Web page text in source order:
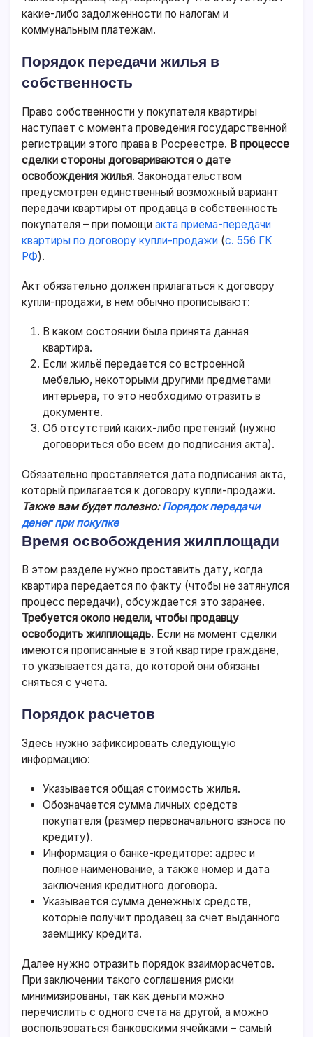
какие-либо задолженности по налогам и
коммунальным платежам.
Порядок передачи жилья в
собственность
Право собственности у покупателя квартиры
наступает с момента проведения государственной
регистрации этого права в Росреестре. В процессе
сделки стороны договариваются о дате
освобождения жилья. Законодательством
предусмотрен единственный возможный вариант
передачи квартиры от продавца в собственность
покупателя – при помощиакта приема-передачи
квартиры по договору купли-продажи (с. 556 ГК
РФ).
Акт обязательно должен прилагаться к договору
купли-продажи, в нем обычно прописывают:
В каком состоянии была принята данная
квартира.
Если жильё передается со встроенной
мебелью, некоторыми другими предметами
интерьера, то это необходимо отразить в
документе.
Об отсутствий каких-либо претензий (нужно
договориться обо всем до подписания акта).
Обязательно проставляется дата подписания акта,
который прилагается к договору купли-продажи.
Также вам будет полезно:Порядок передачи
денег при покупке
Время освобождения жилплощади
В этом разделе нужно проставить дату, когда
квартира передается по факту (чтобы не затянулся
процесс передачи), обсуждается это заранее.
Требуется около недели, чтобы продавцу
освободить жилплощадь. Если на момент сделки
имеются прописанные в этой квартире граждане,
то указывается дата, до которой они обязаны
сняться с учета.
Порядок расчетов
Здесь нужно зафиксировать следующую
информацию:
Указывается общая стоимость жилья.
Обозначается сумма личных средств
покупателя (размер первоначального взноса по
кредиту).
Информация о банке-кредиторе: адрес и
полное наименование, а также номер и дата
заключения кредитного договора.
Указывается сумма денежных средств,
которые получит продавец за счет выданного
заемщику кредита.
Далее нужно отразить порядок взаиморасчетов.
При заключении такого соглашения риски
минимизированы, так как деньги можно
перечислить с одного счета на другой, а можно
воспользоваться банковскими ячейками – самый